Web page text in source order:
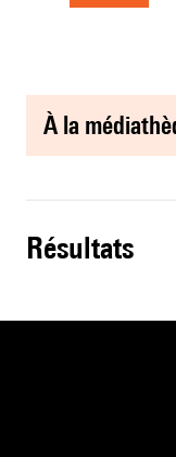
à la
résultats